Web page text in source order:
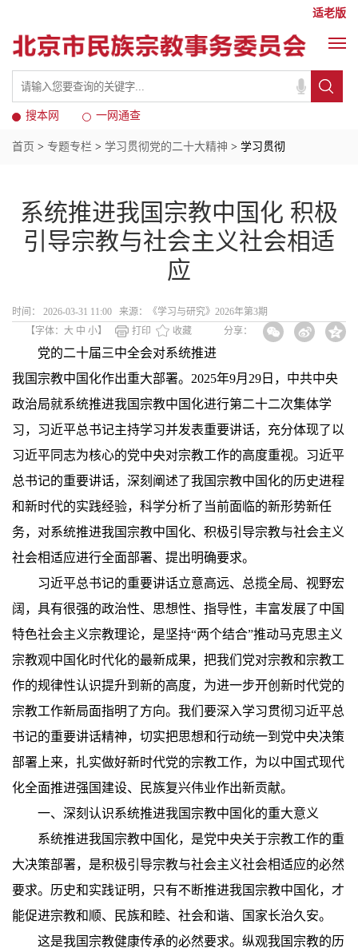
适老版
搜本网 一网通查
首页 > 专题专栏 > 学习贯彻党的二十大精神 > 学习贯彻
系统推进我国宗教中国化 积极
引导宗教与社会主义社会相适
应
时间： 2026-03-31 11:00 来源：《学习与研究》2026年第3期
分享：
【字体： 大 中 小】 打印 收藏
党的二十届三中全会对系统推进
我国宗教中国化作出重大部署。2025年9月29日，中共中央
政治局就系统推进我国宗教中国化进行第二十二次集体学
习，习近平总书记主持学习并发表重要讲话，充分体现了以
习近平同志为核心的党中央对宗教工作的高度重视。习近平
总书记的重要讲话，深刻阐述了我国宗教中国化的历史进程
和新时代的实践经验，科学分析了当前面临的新形势新任
务，对系统推进我国宗教中国化、积极引导宗教与社会主义
社会相适应进行全面部署、提出明确要求。
习近平总书记的重要讲话立意高远、总揽全局、视野宏
阔，具有很强的政治性、思想性、指导性，丰富发展了中国
特色社会主义宗教理论，是坚持“两个结合”推动马克思主义
宗教观中国化时代化的最新成果，把我们党对宗教和宗教工
作的规律性认识提升到新的高度，为进一步开创新时代党的
宗教工作新局面指明了方向。我们要深入学习贯彻习近平总
书记的重要讲话精神，切实把思想和行动统一到党中央决策
部署上来，扎实做好新时代党的宗教工作，为以中国式现代
化全面推进强国建设、民族复兴伟业作出新贡献。
一、深刻认识系统推进我国宗教中国化的重大意义
系统推进我国宗教中国化，是党中央关于宗教工作的重
大决策部署，是积极引导宗教与社会主义社会相适应的必然
要求。历史和实践证明，只有不断推进我国宗教中国化，才
能促进宗教和顺、民族和睦、社会和谐、国家长治久安。
这是我国宗教健康传承的必然要求。纵观我国宗教的历